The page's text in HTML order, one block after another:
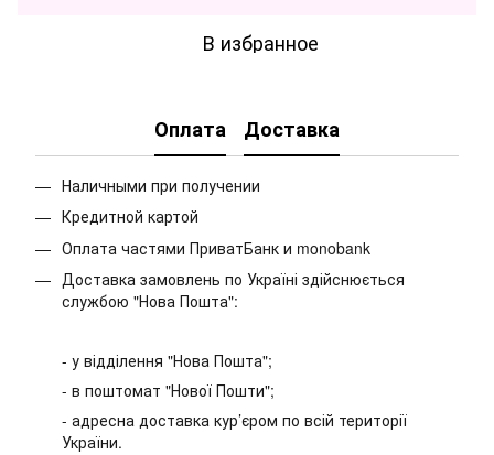
В избранное
Оплата Доставка
Наличными при получении
Кредитной картой
Оплата частями ПриватБанк и monobank
Доставка замовлень по Україні здійснюється
службою "Нова Пошта":
- у відділення "Нова Пошта";
- в поштомат "Нової Пошти";
- адресна доставка кур’єром по всій території
України.